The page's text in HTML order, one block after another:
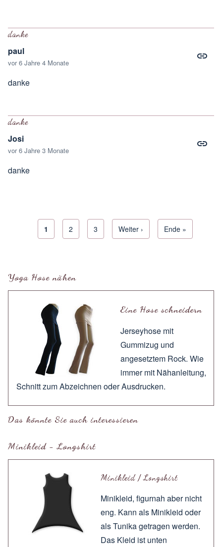
danke
paul
vor 6 Jahre 4 Monate
danke
danke
Josi
vor 6 Jahre 3 Monate
danke
Seitennummerierung
Aktuelle Seite
1 Seite
2 Seite
3 Next page
Weiter › Letzte Seite
Ende »
Yoga Hose nähen
Eine Hose schneidern
Jerseyhose mit
Gummizug und
angesetztem Rock. Wie
immer mit Nähanleitung,
Schnitt zumAbzeichnen oderAusdrucken.
Das könnte Sie auch interessieren
Minikleid - Longshirt
Minikleid / Longshirt
Minikleid, figurnah aber nicht
eng. Kann als Minikleid oder
als Tunika getragen werden.
Das Kleid ist unten